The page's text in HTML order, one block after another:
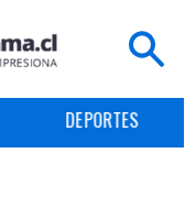
CULTURA